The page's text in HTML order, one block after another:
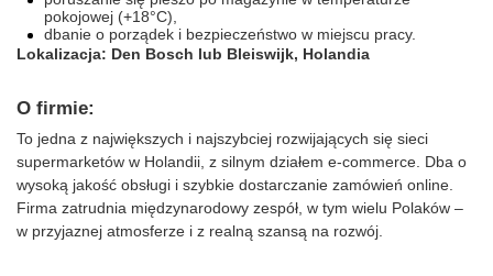
pokojowej (+18°C),
dbanie o porządek i bezpieczeństwo w miejscu pracy.
Lokalizacja: Den Bosch lub Bleiswijk, Holandia
O firmie:
To jedna z największych i najszybciej rozwijających się sieci
supermarketów w Holandii, z silnym działem e-commerce. Dba o
wysoką jakość obsługi i szybkie dostarczanie zamówień online.
Firma zatrudnia międzynarodowy zespół, w tym wielu Polaków –
w przyjaznej atmosferze i z realną szansą na rozwój.